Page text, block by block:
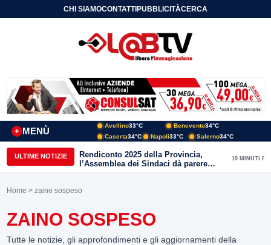
CHI SIAMOCONTATTIPUBBLICITÀCERCA
MENÙ
+
Avellino33°C Benevento34°C
Caserta34°C Napoli33°C Salerno34°C
ULTIME NOTIZIE
Rendiconto 2025 della Provincia,
l’Assemblea dei Sindaci dà parere
favorevole all’unanimità
19 MINUTI FA
Home > zaino sospeso
ZAINO SOSPESO
Tutte le notizie, gli approfondimenti e gli aggiornamenti della